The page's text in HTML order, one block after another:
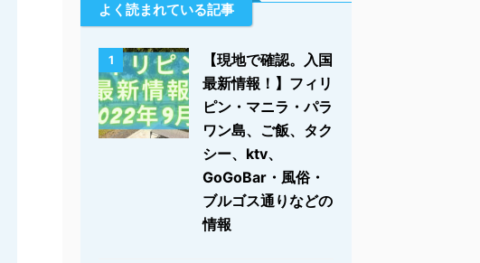
よく読まれている記事
1
【現地で確認。入国
最新情報！】フィリ
ピン・マニラ・パラ
ワン島、ご飯、タク
シー、ktv、
GoGoBar・風俗・
ブルゴス通りなどの
情報